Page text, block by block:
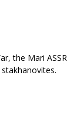
the Mari